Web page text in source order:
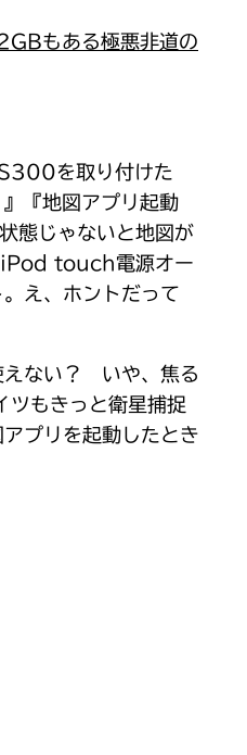
もある極悪非道の
を取り付けた
『地図アプリ起動
態じゃないと地図が
iPod touch電源オー
え、ホントだって
えない？ いや、焦る
ツもきっと衛星捕捉
プリを起動したとき